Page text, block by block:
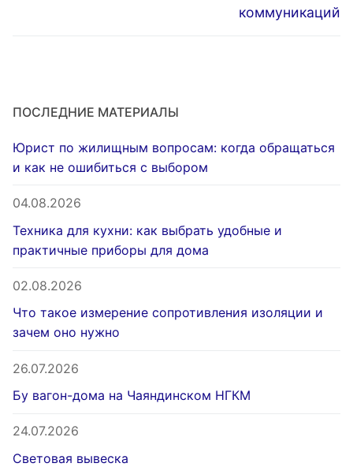
коммуникаций
ПОСЛЕДНИЕ МАТЕРИАЛЫ
Юрист по жилищным вопросам: когда обращаться
и как не ошибиться с выбором
04.08.2026
Техника для кухни: как выбрать удобные и
практичные приборы для дома
02.08.2026
Что такое измерение сопротивления изоляции и
зачем оно нужно
26.07.2026
Бу вагон-дома на Чаяндинском НГКМ
24.07.2026
Световая вывеска